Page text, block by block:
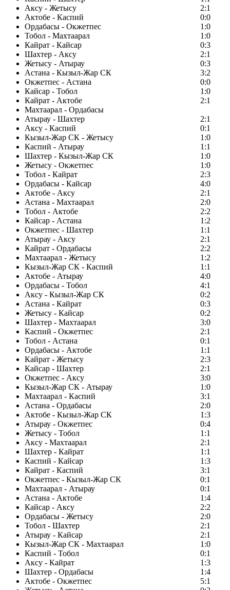
Аксу - Жетысу
2:1
Актобе - Каспий
0:0
Ордабасы - Окжетпес
1:0
Тобол - Махтаарал
1:0
Кайрат - Кайсар
0:3
Шахтер - Аксу
2:1
Жетысу - Атырау
0:3
Астана - Кызыл-Жар СК
3:2
Окжетпес - Астана
0:0
Кайсар - Тобол
1:0
Кайрат - Актобе
2:1
Махтаарал - Ордабасы
Атырау - Шахтер
2:1
Аксу - Каспий
0:1
Кызыл-Жар СК - Жетысу
1:0
Каспий - Атырау
1:1
Шахтер - Кызыл-Жар СК
1:0
Жетысу - Окжетпес
1:0
Тобол - Кайрат
2:3
Ордабасы - Кайсар
4:0
Актобе - Аксу
2:1
Астана - Махтаарал
2:0
Тобол - Актобе
2:2
Кайсар - Астана
1:2
Окжетпес - Шахтер
1:1
Атырау - Аксу
2:1
Кайрат - Ордабасы
2:2
Махтаарал - Жетысу
1:2
Кызыл-Жар СК - Каспий
1:1
Актобе - Атырау
4:0
Ордабасы - Тобол
4:1
Аксу - Кызыл-Жар СК
0:2
Астана - Кайрат
0:3
Жетысу - Кайсар
0:2
Шахтер - Махтаарал
3:0
Каспий - Окжетпес
2:1
Тобол - Астана
0:1
Ордабасы - Актобе
1:1
Кайрат - Жетысу
2:3
Кайсар - Шахтер
2:1
Окжетпес - Аксу
3:0
Кызыл-Жар СК - Атырау
1:0
Махтаарал - Каспий
3:1
Астана - Ордабасы
2:0
Актобе - Кызыл-Жар СК
1:3
Атырау - Окжетпес
0:4
Жетысу - Тобол
1:1
Аксу - Махтаарал
2:1
Шахтер - Кайрат
1:1
Каспий - Кайсар
1:3
Кайрат - Каспий
3:1
Окжетпес - Кызыл-Жар СК
0:1
Махтаарал - Атырау
0:1
Астана - Актобе
1:4
Кайсар - Аксу
2:2
Ордабасы - Жетысу
2:0
Тобол - Шахтер
2:1
Атырау - Кайсар
2:1
Кызыл-Жар СК - Махтаарал
1:0
Каспий - Тобол
0:1
Аксу - Кайрат
1:3
Шахтер - Ордабасы
1:4
Актобе - Окжетпес
5:1